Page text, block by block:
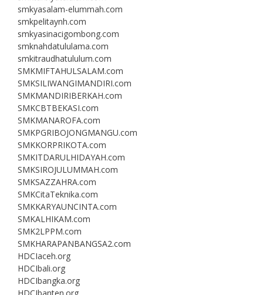
smkyasalam-elummah.com
smkpelitaynh.com
smkyasinacigombong.com
smknahdatululama.com
smkitraudhatululum.com
SMKMIFTAHULSALAM.com
SMKSILIWANGIMANDIRI.com
SMKMANDIRIBERKAH.com
SMKCBTBEKASI.com
SMKMANAROFA.com
SMKPGRIBOJONGMANGU.com
SMKKORPRIKOTA.com
SMKITDARULHIDAYAH.com
SMKSIROJULUMMAH.com
SMKSAZZAHRA.com
SMKCitaTeknika.com
SMKKARYAUNCINTA.com
SMKALHIKAM.com
SMK2LPPM.com
SMKHARAPANBANGSA2.com
HDCIaceh.org
HDCIbali.org
HDCIbangka.org